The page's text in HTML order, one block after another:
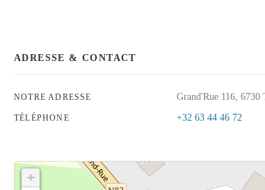
ADRESSE & CONTACT
NOTRE ADRESSE Grand'Rue 116,
TÉLÉPHONE +32 63 44 46 72
+